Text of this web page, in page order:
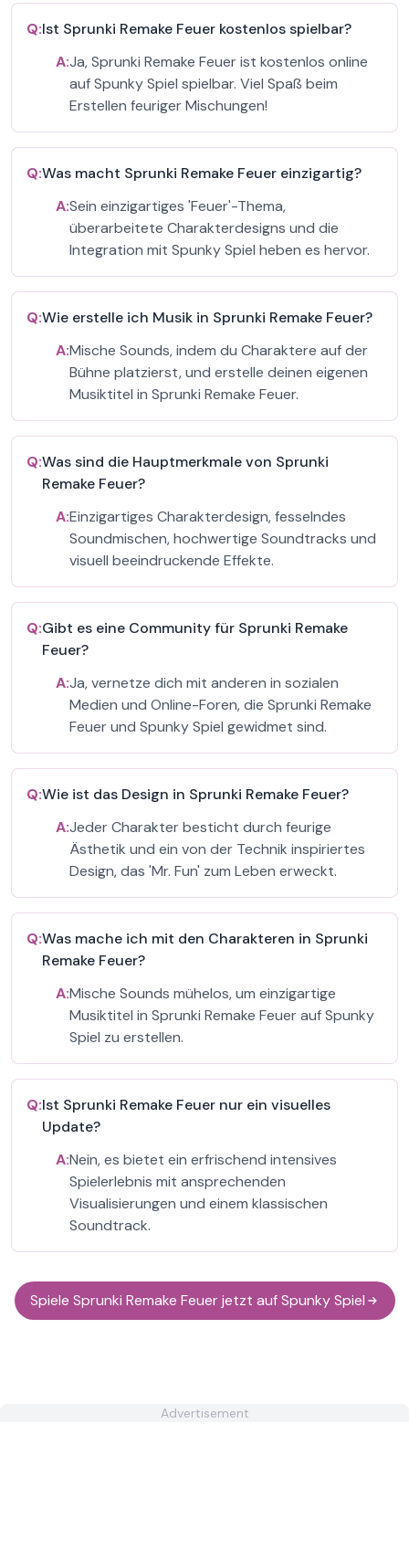
Q:Ist Sprunki Remake Feuer kostenlos spielbar?
A:Ja, Sprunki Remake Feuer ist kostenlos online
auf Spunky Spiel spielbar. Viel Spaß beim
Erstellen feuriger Mischungen!
Q:Was macht Sprunki Remake Feuer einzigartig?
A:Sein einzigartiges 'Feuer'-Thema,
überarbeitete Charakterdesigns und die
Integration mit Spunky Spiel heben es hervor.
Q:Wie erstelle ich Musik in Sprunki Remake Feuer?
A:Mische Sounds, indem du Charaktere auf der
Bühne platzierst, und erstelle deinen eigenen
Musiktitel in Sprunki Remake Feuer.
Q:Was sind die Hauptmerkmale von Sprunki
Remake Feuer?
A:Einzigartiges Charakterdesign, fesselndes
Soundmischen, hochwertige Soundtracks und
visuell beeindruckende Effekte.
Q:Gibt es eine Community für Sprunki Remake
Feuer?
A:Ja, vernetze dich mit anderen in sozialen
Medien und Online-Foren, die Sprunki Remake
Feuer und Spunky Spiel gewidmet sind.
Q:Wie ist das Design in Sprunki Remake Feuer?
A:Jeder Charakter besticht durch feurige
Ästhetik und ein von der Technik inspiriertes
Design, das 'Mr. Fun' zum Leben erweckt.
Q:Was mache ich mit den Charakteren in Sprunki
Remake Feuer?
A:Mische Sounds mühelos, um einzigartige
Musiktitel in Sprunki Remake Feuer auf Spunky
Spiel zu erstellen.
Q:Ist Sprunki Remake Feuer nur ein visuelles
Update?
A:Nein, es bietet ein erfrischend intensives
Spielerlebnis mit ansprechenden
Visualisierungen und einem klassischen
Soundtrack.
Spiele Sprunki Remake Feuer jetzt auf Spunky Spiel
Advertisement